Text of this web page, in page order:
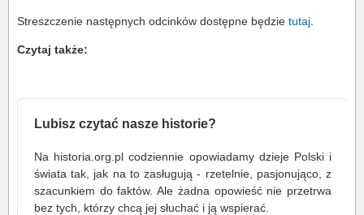
Streszczenie następnych odcinków dostępne będzie tutaj
Czytaj także:
Lubisz czytać nasze historie?
Na historia.org.pl codziennie opowiadamy dzieje Polski i
świata tak, jak na to zasługują - rzetelnie, pasjonująco, z
szacunkiem do faktów. Ale żadna opowieść nie przetrwa
bez tych, którzy chcą jej słuchać i ją wspierać.